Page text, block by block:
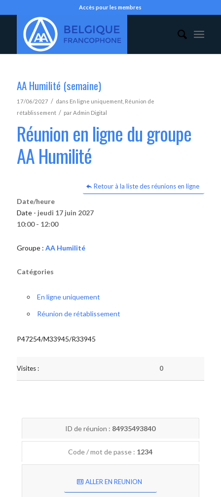
Accès pour les membres
AA Humilité (semaine)
17/06/2027 / dans En ligne uniquement, Réunion de
rétablissement / parAdmin Digital
Réunion en ligne du groupe
AA Humilité
Retour à la liste des réunions en ligne
Date/heure
Date - jeudi 17 juin 2027
10:00 - 12:00
Groupe : AA Humilité
Catégories
En ligne uniquement
Réunion de rétablissement
P47254/M33945/R33945
Visites : 0
ID de réunion : 84935493840
Code / mot de passe : 1234
ALLER EN REUNION